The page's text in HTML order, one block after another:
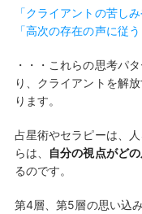
「クライアントの苦し
「高次の存在の声に従う
・・・これらの思考パ
り、クライアントを解
ります。
占星術やセラピーは、
らは、
自分の視点がど
るのです。
第4層、第5層の思い込